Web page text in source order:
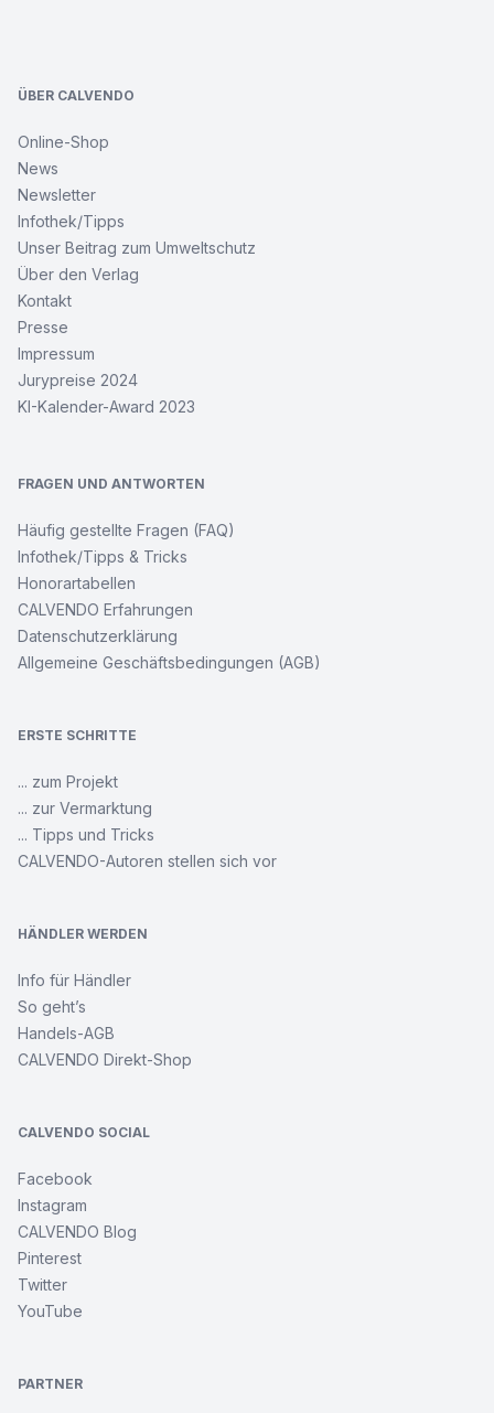
ÜBER CALVENDO
Online-Shop
News
Newsletter
Infothek/Tipps
Unser Beitrag zum Umweltschutz
Über den Verlag
Kontakt
Presse
Impressum
Jurypreise 2024
KI-Kalender-Award 2023
FRAGEN UND ANTWORTEN
Häufig gestellte Fragen (FAQ)
Infothek/Tipps & Tricks
Honorartabellen
CALVENDO Erfahrungen
Datenschutzerklärung
Allgemeine Geschäftsbedingungen (AGB)
ERSTE SCHRITTE
... zum Projekt
... zur Vermarktung
... Tipps und Tricks
CALVENDO-Autoren stellen sich vor
HÄNDLER WERDEN
Info für Händler
So geht’s
Handels-AGB
CALVENDO Direkt-Shop
CALVENDO SOCIAL
Facebook
Instagram
CALVENDO Blog
Pinterest
Twitter
YouTube
PARTNER